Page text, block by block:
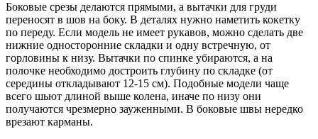
Боковые срезы делаются прямыми, а вытачки для груди
переносят в шов на боку. В деталях нужно наметить кокетку
по переду. Если модель не имеет рукавов, можно сделать две
нижние односторонние складки и одну встречную, от
горловины к низу. Вытачки по спинке убираются, а на
полочке необходимо достроить глубину по складке (от
середины откладывают 12-15 см). Подобные модели чаще
всего шьют длиной выше колена, иначе по низу они
получаются чрезмерно зауженными. В боковые швы нередко
врезают карманы.